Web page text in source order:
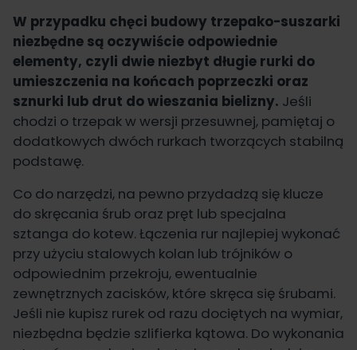
W przypadku chęci budowy trzepako-suszarki
niezbędne są oczywiście odpowiednie
elementy, czyli dwie niezbyt długie rurki do
umieszczenia na końcach poprzeczki oraz
sznurki lub drut do wieszania bielizny. Jeśli
chodzi o trzepak w wersji przesuwnej, pamiętaj o
dodatkowych dwóch rurkach tworzących stabilną
podstawę.
Co do narzędzi, na pewno przydadzą się klucze
do skręcania śrub oraz pręt lub specjalna
sztanga do kotew. Łączenia rur najlepiej wykonać
przy użyciu stalowych kolan lub trójników o
odpowiednim przekroju, ewentualnie
zewnętrznych zacisków, które skręca się śrubami.
Jeśli nie kupisz rurek od razu dociętych na wymiar,
niezbędna będzie szlifierka kątowa. Do wykonania